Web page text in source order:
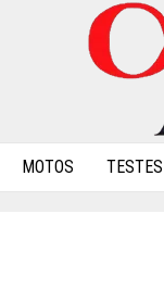
MOTOS TESTES